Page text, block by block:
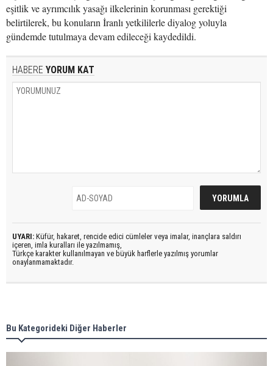
eşitlik ve ayrımcılık yasağı ilkelerinin korunması gerektiği
belirtilerek, bu konuların İranlı yetkililerle diyalog yoluyla
gündemde tutulmaya devam edileceği kaydedildi.
HABERE YORUM KAT
UYARI: Küfür, hakaret, rencide edici cümleler veya imalar, inançlara saldırı
içeren, imla kuralları ile yazılmamış,
Türkçe karakter kullanılmayan ve büyük harflerle yazılmış yorumlar
onaylanmamaktadır.
Bu Kategorideki Diğer Haberler